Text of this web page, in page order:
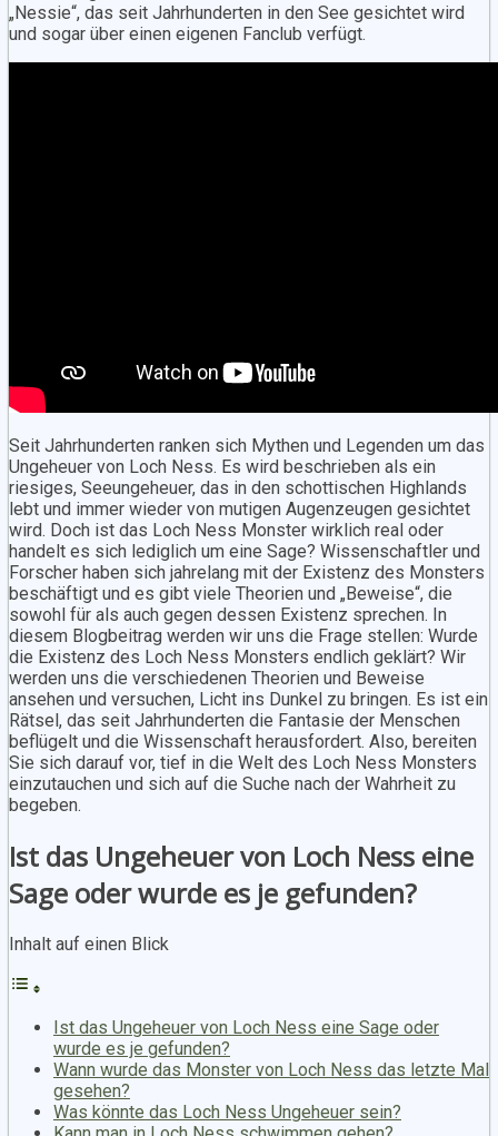
„Nessie“, das seit Jahrhunderten in den See gesichtet wird
und sogar über einen eigenen Fanclub verfügt.
Seit Jahrhunderten ranken sich Mythen und Legenden um das
Ungeheuer von Loch Ness. Es wird beschrieben als ein
riesiges, Seeungeheuer, das in den schottischen Highlands
lebt und immer wieder von mutigen Augenzeugen gesichtet
wird. Doch ist das Loch Ness Monster wirklich real oder
handelt es sich lediglich um eine Sage? Wissenschaftler und
Forscher haben sich jahrelang mit der Existenz des Monsters
beschäftigt und es gibt viele Theorien und „Beweise“, die
sowohl für als auch gegen dessen Existenz sprechen. In
diesem Blogbeitrag werden wir uns die Frage stellen: Wurde
die Existenz des Loch Ness Monsters endlich geklärt? Wir
werden uns die verschiedenen Theorien und Beweise
ansehen und versuchen, Licht ins Dunkel zu bringen. Es ist ein
Rätsel, das seit Jahrhunderten die Fantasie der Menschen
beflügelt und die Wissenschaft herausfordert. Also, bereiten
Sie sich darauf vor, tief in die Welt des Loch Ness Monsters
einzutauchen und sich auf die Suche nach der Wahrheit zu
begeben.
Ist das Ungeheuer von Loch Ness eine
Sage oder wurde es je gefunden?
Inhalt auf einen Blick
Ist das Ungeheuer von Loch Ness eine Sage oder
wurde es je gefunden?
Wann wurde das Monster von Loch Ness das letzte Mal
gesehen?
Was könnte das Loch Ness Ungeheuer sein?